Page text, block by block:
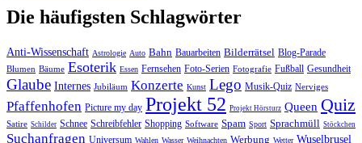
Die häufigsten Schlagwörter
Anti-Wissenschaft Astrologie Auto Bahn Bauarbeiten Bilderrätsel Blog-Parade
Blumen Bäume Esoterik Essen Fernsehen Foto-Serien Fotografie Fußball Gesundheit
Glaube Internes Jubiläum Konzerte Kunst Lego Musik-Quiz Nerviges
Pfaffenhofen Picture my day Projekt 52 Projekt Hörsturz Queen Quiz
Satire Schilder Schnee Schreibfehler Shopping Software Spam Sport Sprachmüll Stöckchen
Suchanfragen Universum Wahlen Wasser Weihnachten Werbung Wetter Wuselbrusel